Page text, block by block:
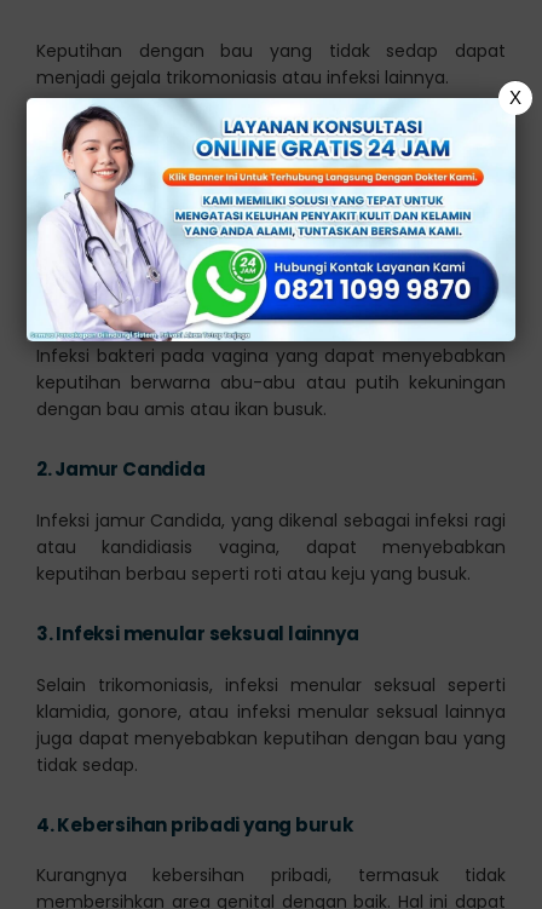
Keputihan dengan bau yang tidak sedap dapat
menjadi gejala trikomoniasis atau infeksi lainnya.
Namun, penting untuk diingat bahwa keputihan
dengan bau yang tidak sedap juga bisa disebabkan
oleh faktor lain yang tidak berhubungan dengan infeksi
menular seksual. Beberapa penyebab umum
keputihan berbau termasuk:
1.Bakteri vaginosis
Infeksi bakteri pada vagina yang dapat menyebabkan
keputihan berwarna abu-abu atau putih kekuningan
dengan bau amis atau ikan busuk.
2.Jamur Candida
Infeksi jamur Candida, yang dikenal sebagai infeksi ragi
atau kandidiasis vagina, dapat menyebabkan
keputihan berbau seperti roti atau keju yang busuk.
3.Infeksi menular seksual lainnya
Selain trikomoniasis, infeksi menular seksual seperti
klamidia, gonore, atau infeksi menular seksual lainnya
juga dapat menyebabkan keputihan dengan bau yang
tidak sedap.
4.Kebersihan pribadi yang buruk
Kurangnya kebersihan pribadi, termasuk tidak
membersihkan area genital dengan baik. Hal ini dapat
X